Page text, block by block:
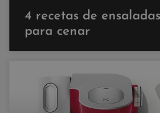
4 recetas de
para cenar